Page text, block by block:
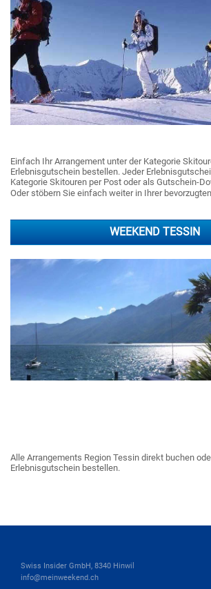
Einfach Ihr Arrangement unter der Kategorie
Erlebnisgutschein bestellen. Jeder
Kategorie Skitouren per Post oder als Gutschein-
Oder stöbern Sie einfach weiter in Ihrer
WEEKEND TESSIN
Alle Arrangements Region Tessin direkt buchen
Erlebnisgutschein bestellen.
Swiss Insider GmbH, 8340 Hinwil
info@meinweekend.ch